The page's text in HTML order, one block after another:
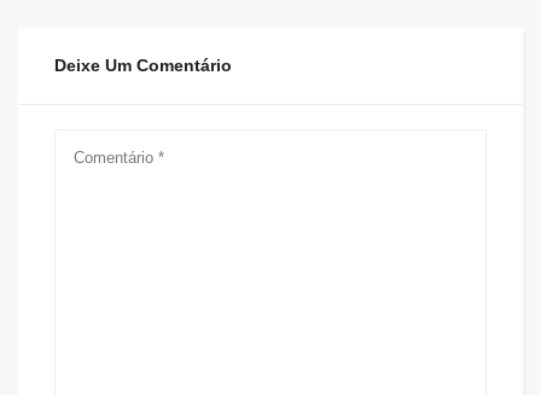
Deixe Um Comentário